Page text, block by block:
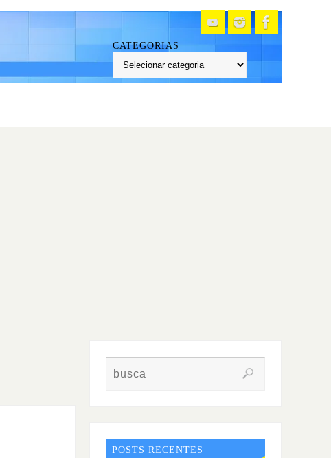
CATEGORIAS
POSTS RECENTES